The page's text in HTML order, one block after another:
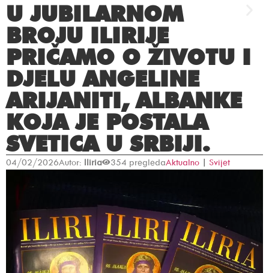
U JUBILARNOM
BROJU ILIRIJE
PRIČAMO O ŽIVOTU I
DJELU ANGELINE
ARIJANITI, ALBANKE
KOJA JE POSTALA
SVETICA U SRBIJI.
04/02/2026Autor: Iliria 354 pregledaAktualno | Svijet